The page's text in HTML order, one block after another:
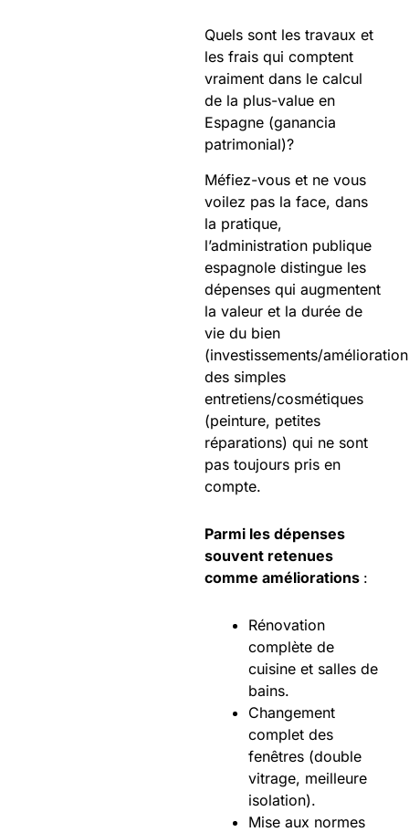
Quels sont les travaux et
les frais qui comptent
vraiment dans le calcul
de la plus-value en
Espagne (ganancia
patrimonial)?
Méfiez-vous et ne vous
voilez pas la face, dans
la pratique,
l’administration publique
espagnole distingue les
dépenses qui augmentent
la valeur et la durée de
vie du bien
(investissements/
des simples
entretiens/cosmétiques
(peinture, petites
réparations) qui ne sont
pas toujours pris en
compte.
Parmi les dépenses
souvent retenues
comme améliorations :
Rénovation
complète de
cuisine et salles de
bains.
Changement
complet des
fenêtres (double
vitrage, meilleure
isolation).
Mise aux normes